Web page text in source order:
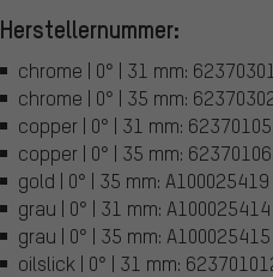
Herstellernummer:
chrome | 0° | 31 mm:
chrome | 0° | 35 mm:
copper | 0° | 31 mm:
copper | 0° | 35 mm:
gold | 0° | 35 mm: A100025419
grau | 0° | 31 mm: A100025414
grau | 0° | 35 mm: A100025415
oilslick | 0° | 31 mm: